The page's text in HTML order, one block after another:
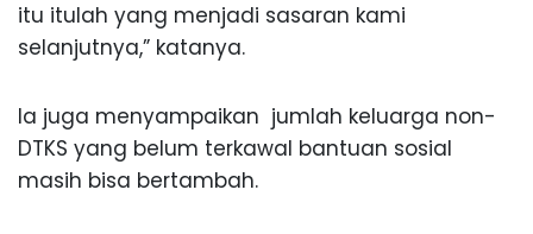
itu itulah yang menjadi sasaran kami
selanjutnya,” katanya.
Ia juga menyampaikan jumlah keluarga non-
DTKS yang belum terkawal bantuan sosial
masih bisa bertambah.